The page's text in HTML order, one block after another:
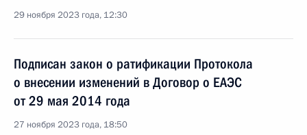
29 ноября 2023 года, 12:30
Подписан закон о ратификации Протокола
о внесении изменений в Договор о ЕАЭС
от 29 мая 2014 года
27 ноября 2023 года, 18:50